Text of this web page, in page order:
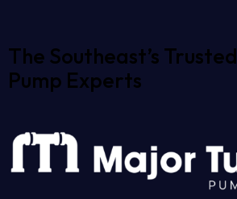
The Southeast’s Trusted
Pump Experts